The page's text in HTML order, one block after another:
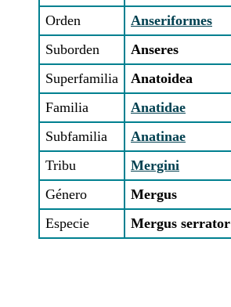
Orden
Anseriformes
Suborden
Anseres
Superfamilia
Anatoidea
Familia
Anatidae
Subfamilia
Anatinae
Tribu
Mergini
Género
Mergus
Especie
Mergus serrator